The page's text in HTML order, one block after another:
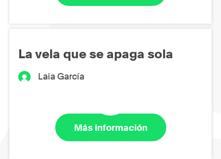
La vela que se apaga sola
Laia García
Más información